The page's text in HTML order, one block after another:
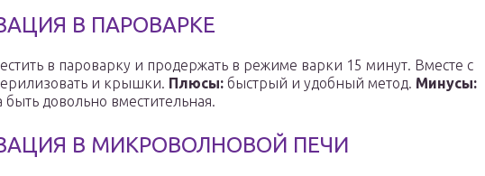
В ПАРОВАРКЕ
в пароварку и продержать в режиме варки 15 минут. Вместе с
и крышки. Плюсы: быстрый и удобный метод. Минусы:
довольно вместительная.
В МИКРОВОЛНОВОЙ ПЕЧИ